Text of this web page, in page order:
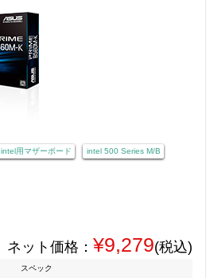
intel用マザーボード intel 500 Series M/B
ネット価格： ¥9,279(税込)
スペック